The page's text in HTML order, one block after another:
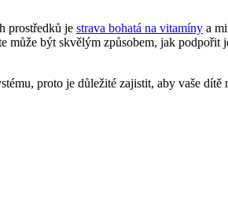
prostředků je strava bohatá na vitamíny a
může být skvělým způsobem, jak podpořit
proto je důležité zajistit, aby vaše dítě